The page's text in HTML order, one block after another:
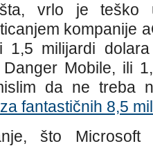
vrlo je teško
kompanije
1,5 milijardi
Mobile, ili
da ne treba
fantastičnih 8,5
što